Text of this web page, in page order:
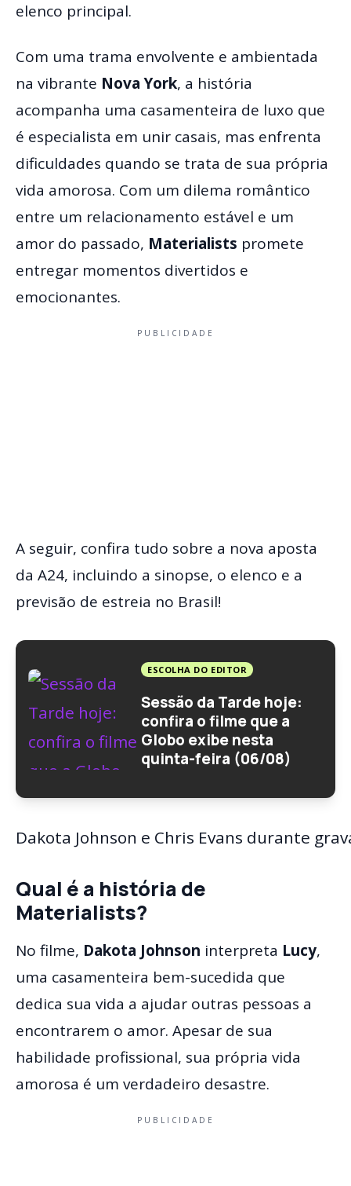
elenco principal.
Com uma trama envolvente e ambientada
na vibrante Nova York, a história
acompanha uma casamenteira de luxo que
é especialista em unir casais, mas enfrenta
dificuldades quando se trata de sua própria
vida amorosa. Com um dilema romântico
entre um relacionamento estável e um
amor do passado, Materialists promete
entregar momentos divertidos e
emocionantes.
PUBLICIDADE
A seguir, confira tudo sobre a nova aposta
da A24, incluindo a sinopse, o elenco e a
previsão de estreia no Brasil!
ESCOLHA DO EDITOR
Sessão da Tarde hoje:
confira o filme que a
Globo exibe nesta
quinta-feira (06/08)
Dakota Johnson e Chris Evans durante
Qual é a história de
Materialists?
No filme, Dakota Johnson interpreta Lucy,
uma casamenteira bem-sucedida que
dedica sua vida a ajudar outras pessoas a
encontrarem o amor. Apesar de sua
habilidade profissional, sua própria vida
amorosa é um verdadeiro desastre.
PUBLICIDADE